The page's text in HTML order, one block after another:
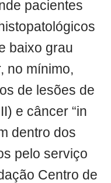
pacientes
baixo grau
no mínimo,
de lesões de
e câncer “in
dentro dos
pelo serviço
Centro de